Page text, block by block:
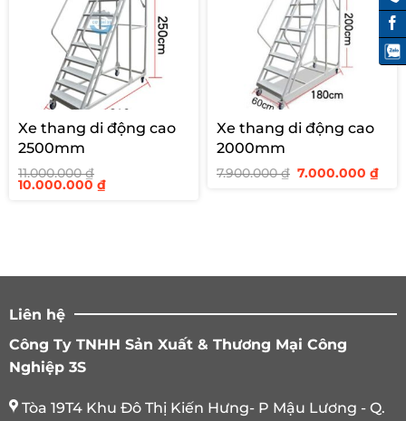
Xe thang di động cao
2500mm
11.000.000₫
Giá
gốc
10.000.000 ₫Giá
Xe thang di động cao
2000mm
7.900.000₫ Giá
gốc
7.000.000₫Giá
Liên hệ
Công Ty TNHH Sản Xuất & Thương Mại Công
Nghiệp 3S
Tòa 19T4 Khu Đô Thị Kiến Hưng- P Mậu Lương - Q.